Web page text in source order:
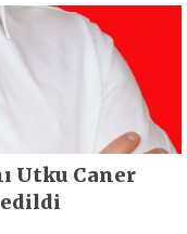
Utku Caner